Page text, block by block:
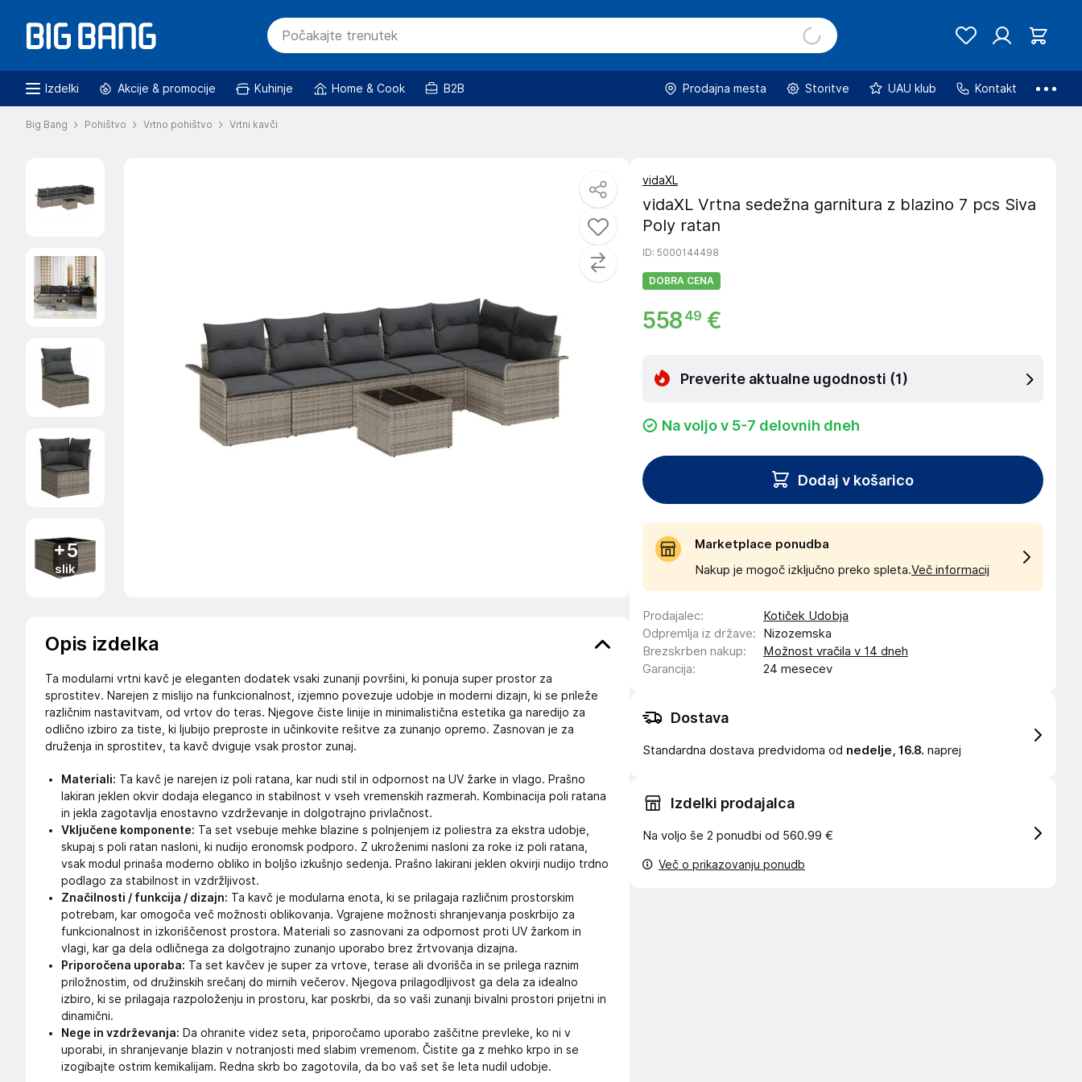
Izdelki Akcije & promocije Kuhinje Home & Cook B2B Prodajna mesta Storitve UAU klub Kontakt
Big Bang Pohištvo Vrtno pohištvo Vrtni kavči
+5
slik
Opis izdelka
Ta modularni vrtni kavč je eleganten dodatek vsaki zunanji površini, ki ponuja super prostor za
sprostitev. Narejen z mislijo na funkcionalnost, izjemno povezuje udobje in moderni dizajn, ki se prileže
različnim nastavitvam, od vrtov do teras. Njegove čiste linije in minimalistična estetika ga naredijo za
odlično izbiro za tiste, ki ljubijo preproste in učinkovite rešitve za zunanjo opremo. Zasnovan je za
druženja in sprostitev, ta kavč dviguje vsak prostor zunaj.
Materiali: Ta kavč je narejen iz poli ratana, kar nudi stil in odpornost na UV žarke in vlago. Prašno
lakiran jeklen okvir dodaja eleganco in stabilnost v vseh vremenskih razmerah. Kombinacija poli ratana
in jekla zagotavlja enostavno vzdrževanje in dolgotrajno privlačnost.
Vključene komponente: Ta set vsebuje mehke blazine s polnjenjem iz poliestra za ekstra udobje,
skupaj s poli ratan nasloni, ki nudijo eronomsk podporo. Z ukroženimi nasloni za roke iz poli ratana,
vsak modul prinaša moderno obliko in boljšo izkušnjo sedenja. Prašno lakirani jeklen okvirji nudijo trdno
podlago za stabilnost in vzdržljivost.
Značilnosti / funkcija / dizajn: Ta kavč je modularna enota, ki se prilagaja različnim prostorskim
potrebam, kar omogoča več možnosti oblikovanja. Vgrajene možnosti shranjevanja poskrbijo za
funkcionalnost in izkoriščenost prostora. Materiali so zasnovani za odpornost proti UV žarkom in
vlagi, kar ga dela odličnega za dolgotrajno zunanjo uporabo brez žrtvovanja dizajna.
Priporočena uporaba: Ta set kavčev je super za vrtove, terase ali dvorišča in se prilega raznim
priložnostim, od družinskih srečanj do mirnih večerov. Njegova prilagodljivost ga dela za idealno
izbiro, ki se prilagaja razpoloženju in prostoru, kar poskrbi, da so vaši zunanji bivalni prostori prijetni in
dinamični.
Nege in vzdrževanja: Da ohranite videz seta, priporočamo uporabo zaščitne prevleke, ko ni v
uporabi, in shranjevanje blazin v notranjosti med slabim vremenom. Čistite ga z mehko krpo in se
izogibajte ostrim kemikalijam. Redna skrb bo zagotovila, da bo vaš set še leta nudil udobje.
vidaXL
vidaXL Vrtna sedežna garnitura z blazino 7 pcs Siva
Poly ratan
ID: 5000144498
DOBRA CENA
558 49 €
Preverite aktualne ugodnosti (1)
Na voljo v 5-7 delovnih dneh
Dodaj v košarico
Marketplace ponudba
Nakup je mogoč izključno preko spleta.Več informacij
Prodajalec:
Kotiček Udobja
Odpremlja iz države:
Nizozemska
Brezskrben nakup:
Možnost vračila v 14 dneh
Garancija: 24 mesecev
Dostava
Standardna dostava predvidoma od nedelje, 16.8. naprej
Izdelki prodajalca
Na voljo še 2 ponudbi od 560.99 €
Več o prikazovanju ponudb